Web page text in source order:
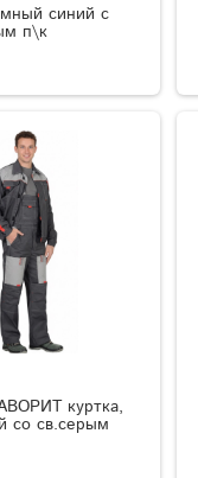
синий с
п\к
куртка,
со св.серым